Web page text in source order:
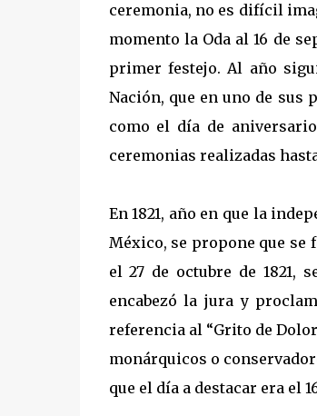
ceremonia, no es difícil
momento la Oda al 16 de
primer festejo. Al año
Nación, que en uno de sus
como el día de
ceremonias realizadas
En 1821, año en que la
México, se propone que se
el 27 de octubre de 1821,
encabezó la jura y
referencia al “Grito de
monárquicos o
que el día a destacar era el